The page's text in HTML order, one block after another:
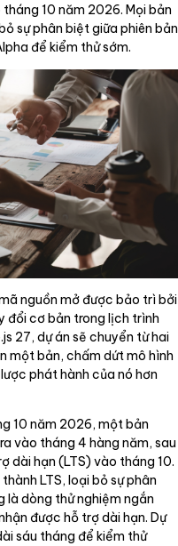
10 năm 2026. Mọi bản
sự phân biệt giữa phiên bản
để kiểm thử sớm.
nguồn mở được bảo trì bởi
đổi cơ bản trong lịch trình
27, dự án sẽ chuyển từ hai
một bản, chấm dứt mô hình
phát hành của nó hơn
10 năm 2026, một bản
vào tháng 4 hàng năm, sau
dài hạn (LTS) vào tháng 10.
LTS, loại bỏ sự phân
là dòng thử nghiệm ngắn
được hỗ trợ dài hạn. Dự
sáu tháng để kiểm thử